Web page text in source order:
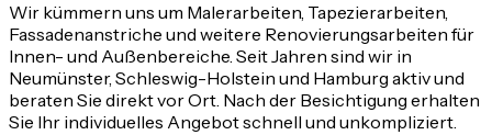
Wir kümmern uns um Malerarbeiten, Tapezierarbeiten,
Fassadenanstriche und weitere Renovierungsarbeiten für
Innen- und Außenbereiche. Seit Jahren sind wir in
Neumünster, Schleswig-Holstein und Hamburg aktiv und
beraten Sie direkt vor Ort. Nach der Besichtigung erhalten
Sie Ihr individuelles Angebot schnell und unkompliziert.